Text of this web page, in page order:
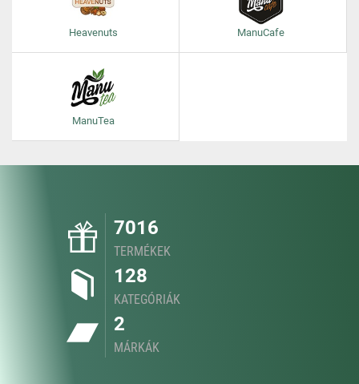
Heavenuts ManuCafe
ManuTea
7016
TERMÉKEK
128
KATEGÓRIÁK
2
MÁRKÁK